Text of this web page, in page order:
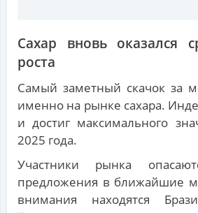
Сахар вновь оказался
роста
Самый заметный скачок за
именно на рынке сахара.
и достиг максимального
2025 года.
Участники рынка
предложения в ближайшие
внимания находятся